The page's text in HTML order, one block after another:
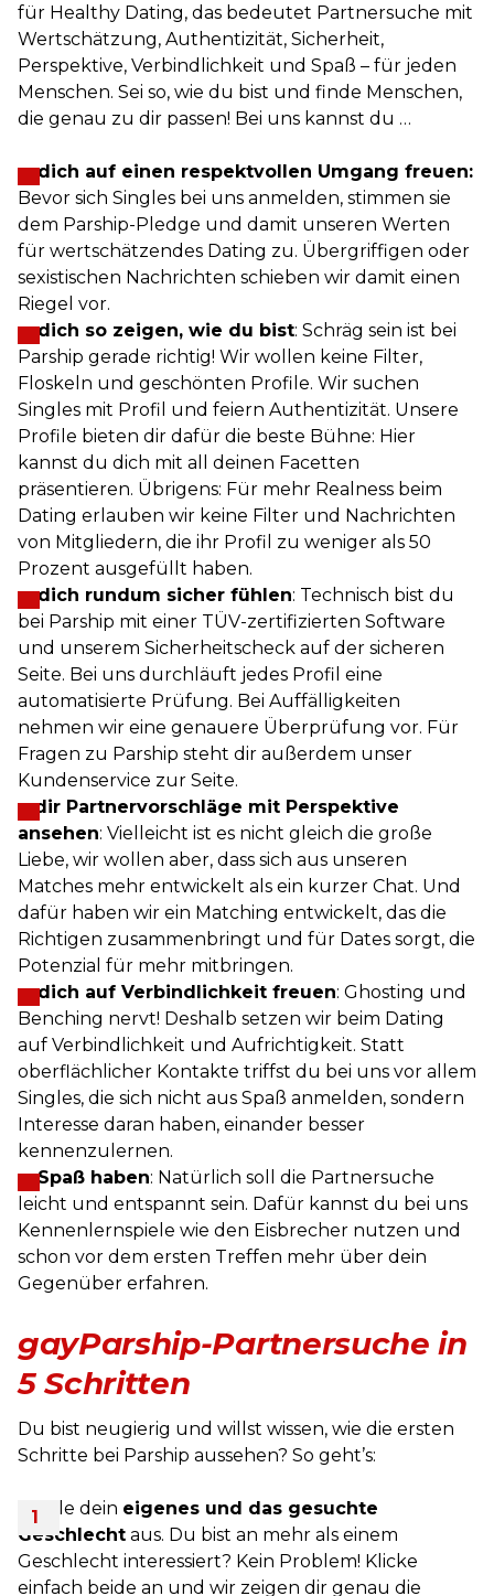
für Healthy Dating, das bedeutet Partnersuche mit
Wertschätzung, Authentizität, Sicherheit,
Perspektive, Verbindlichkeit und Spaß – für jeden
Menschen. Sei so, wie du bist und finde Menschen,
die genau zu dir passen! Bei uns kannst du …
… dich auf einen respektvollen Umgang freuen:
Bevor sich Singles bei uns anmelden, stimmen sie
dem Parship-Pledge und damit unseren Werten
für wertschätzendes Dating zu. Übergriffigen oder
sexistischen Nachrichten schieben wir damit einen
Riegel vor.
… dich so zeigen, wie du bist: Schräg sein ist bei
Parship gerade richtig! Wir wollen keine Filter,
Floskeln und geschönten Profile. Wir suchen
Singles mit Profil und feiern Authentizität. Unsere
Profile bieten dir dafür die beste Bühne: Hier
kannst du dich mit all deinen Facetten
präsentieren. Übrigens: Für mehr Realness beim
Dating erlauben wir keine Filter und Nachrichten
von Mitgliedern, die ihr Profil zu weniger als 50
Prozent ausgefüllt haben.
… dich rundum sicher fühlen: Technisch bist du
bei Parship mit einer TÜV-zertifizierten Software
und unserem Sicherheitscheck auf der sicheren
Seite. Bei uns durchläuft jedes Profil eine
automatisierte Prüfung. Bei Auffälligkeiten
nehmen wir eine genauere Überprüfung vor. Für
Fragen zu Parship steht dir außerdem unser
Kundenservice zur Seite.
…dir Partnervorschläge mit Perspektive
ansehen: Vielleicht ist es nicht gleich die große
Liebe, wir wollen aber, dass sich aus unseren
Matches mehr entwickelt als ein kurzer Chat. Und
dafür haben wir ein Matching entwickelt, das die
Richtigen zusammenbringt und für Dates sorgt, die
Potenzial für mehr mitbringen.
… dich auf Verbindlichkeit freuen: Ghosting und
Benching nervt! Deshalb setzen wir beim Dating
auf Verbindlichkeit und Aufrichtigkeit. Statt
oberflächlicher Kontakte triffst du bei uns vor allem
Singles, die sich nicht aus Spaß anmelden, sondern
Interesse daran haben, einander besser
kennenzulernen.
… Spaß haben: Natürlich soll die Partnersuche
leicht und entspannt sein. Dafür kannst du bei uns
Kennenlernspiele wie den Eisbrecher nutzen und
schon vor dem ersten Treffen mehr über dein
Gegenüber erfahren.
gayParship-Partnersuche in
5 Schritten
Du bist neugierig und willst wissen, wie die ersten
Schritte bei Parship aussehen? So geht’s:
Wähle dein eigenes und das gesuchte
Geschlecht aus. Du bist an mehr als einem
Geschlecht interessiert? Kein Problem! Klicke
einfach beide an und wir zeigen dir genau die